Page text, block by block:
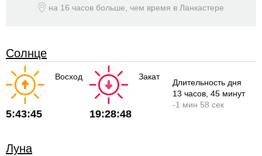
на 16 часов больше, чем время в Ланкастере
Солнце
Восход
5:43:45
Закат
19:28:48
Длительность дня
13 часов , 45 минут
-1 мин 58 сек
Луна